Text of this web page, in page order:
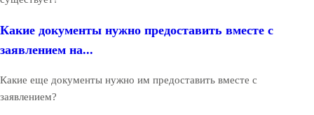
Какие документы нужно предоставить вместе с
заявлением на...
Какие еще документы нужно им предоставить вместе с
заявлением?